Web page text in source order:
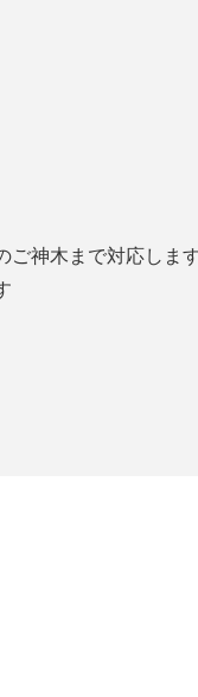
神木まで対応しま